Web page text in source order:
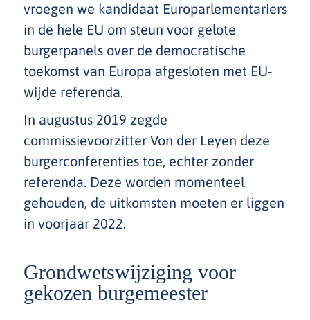
vroegen we kandidaat Europarlementariers
in de hele EU om steun voor gelote
burgerpanels over de democratische
toekomst van Europa afgesloten met EU-
wijde referenda.
In augustus 2019 zegde
commissievoorzitter Von der Leyen deze
burgerconferenties toe, echter zonder
referenda. Deze worden momenteel
gehouden, de uitkomsten moeten er liggen
in voorjaar 2022.
Grondwetswijziging voor
gekozen burgemeester